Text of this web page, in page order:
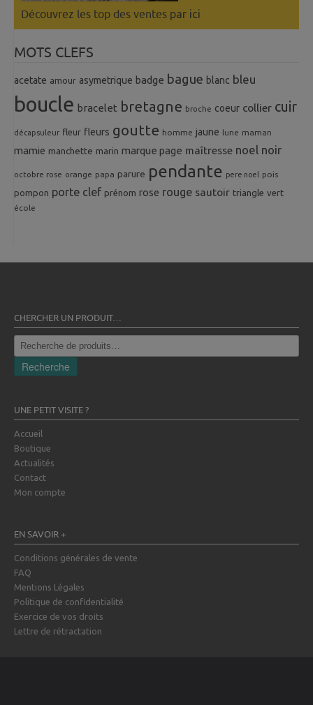
Découvrez les top des ventes par ici
MOTS CLEFS
acetate amour asymetrique badge bague blanc bleu
boucle bracelet bretagne broche coeur collier cuir
décapsuleur fleur fleurs goutte homme jaune lune maman
mamie manchette marin marque page maîtresse noel noir
octobre rose orange papa parure pendante pere noel pois
pompon porte clef prénom rose rouge sautoir triangle vert
école
CHERCHER UN PRODUIT…
Recherche
pour :
Recherche
UNE PETIT VISITE ?
Accueil
Boutique
Actualités
Contact
Mon compte
EN SAVOIR +
Conditions générales de vente
FAQ
Mentions Légales
Politique de confidentialité
Exercice de vos droits
Lettre de rétractation